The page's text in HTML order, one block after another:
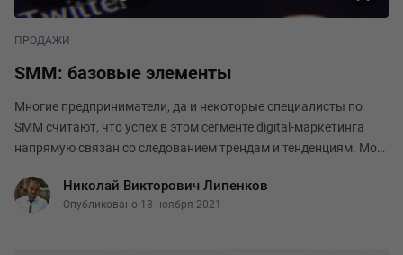
ПРОДАЖИ
SMM: базовые элементы
Многие предприниматели, да и некоторые специалисты по
SMM считают, что успех в этом сегменте digital-маркетинга
напрямую связан со следованием трендам и тенденциям. Мол,
работа с клиентами в соцсетях окажет
Николай Викторович Липенков
Опубликовано 18 ноября 2021